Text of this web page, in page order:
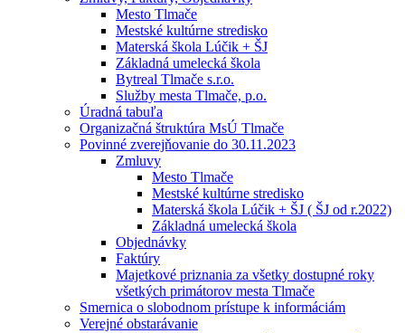
Mesto Tlmače
Mestské kultúrne stredisko
Materská škola Lúčik + ŠJ
Základná umelecká škola
Bytreal Tlmače s.r.o.
Služby mesta Tlmače, p.o.
Úradná tabuľa
Organizačná štruktúra MsÚ Tlmače
Povinné zverejňovanie do 30.11.2023
Zmluvy
Mesto Tlmače
Mestské kultúrne stredisko
Materská škola Lúčik + ŠJ ( ŠJ od r.2022)
Základná umelecká škola
Objednávky
Faktúry
Majetkové priznania za všetky dostupné roky
všetkých primátorov mesta Tlmače
Smernica o slobodnom prístupe k informáciám
Verejné obstarávanie